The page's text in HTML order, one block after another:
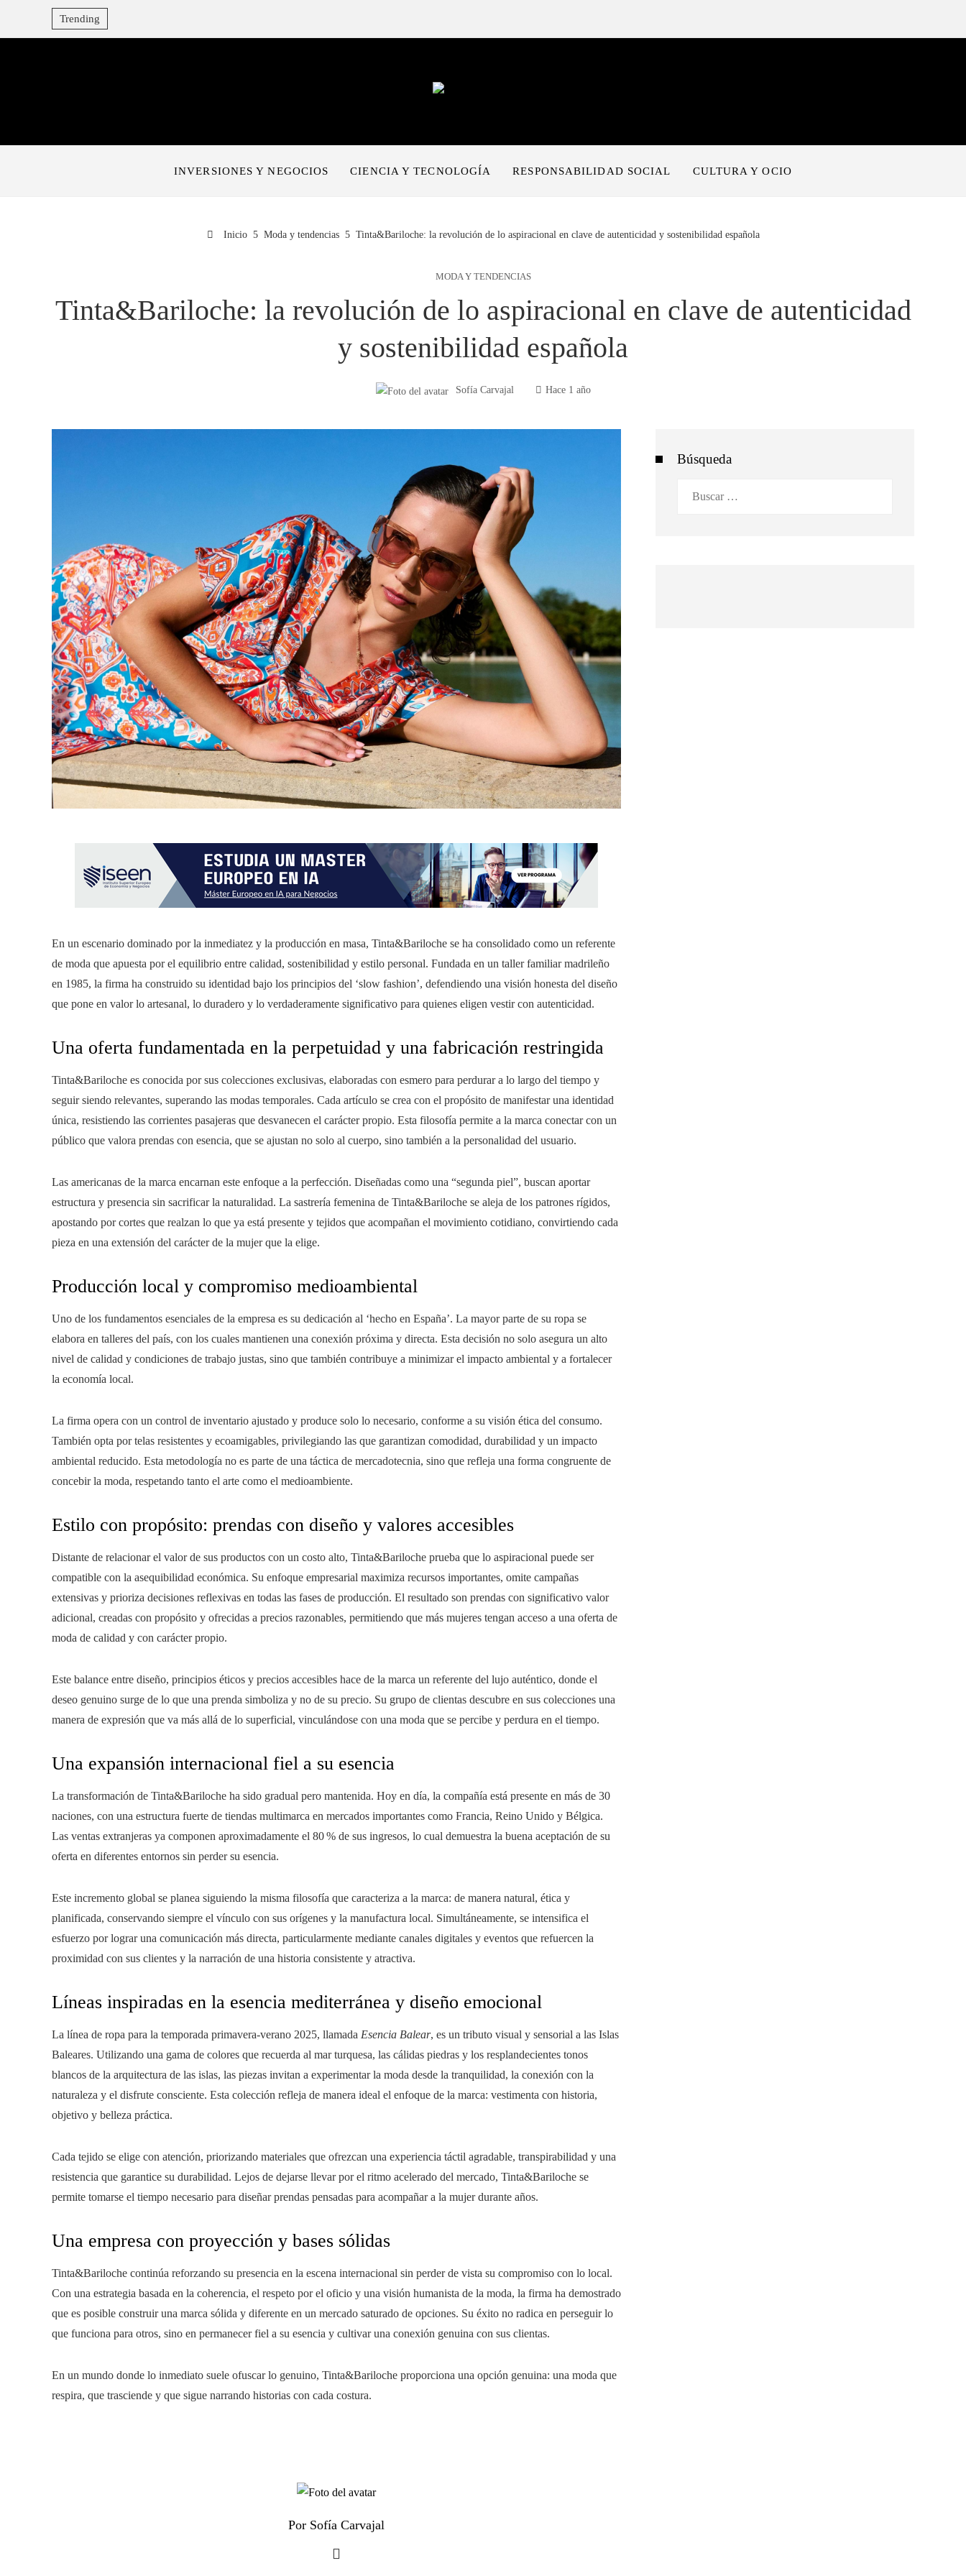
Trending
INVERSIONES Y NEGOCIOS CIENCIA Y TECNOLOGÍA RESPONSABILIDAD SOCIAL CULTURA Y OCIO
Inicio Moda y tendencias Tinta&Bariloche: la revolución de lo aspiracional en clave de autenticidad y sostenibilidad española
MODA Y TENDENCIAS
Tinta&Bariloche: la revolución de lo aspiracional en clave de autenticidad
y sostenibilidad española
Sofía Carvajal Hace 1 año
En un escenario dominado por la inmediatez y la producción en masa, Tinta&Bariloche se ha consolidado como un referente
de moda que apuesta por el equilibrio entre calidad, sostenibilidad y estilo personal. Fundada en un taller familiar madrileño
en 1985, la firma ha construido su identidad bajo los principios del ‘slow fashion’, defendiendo una visión honesta del diseño
que pone en valor lo artesanal, lo duradero y lo verdaderamente significativo para quienes eligen vestir con autenticidad.
Una oferta fundamentada en la perpetuidad y una fabricación restringida
Tinta&Bariloche es conocida por sus colecciones exclusivas, elaboradas con esmero para perdurar a lo largo del tiempo y
seguir siendo relevantes, superando las modas temporales. Cada artículo se crea con el propósito de manifestar una identidad
única, resistiendo las corrientes pasajeras que desvanecen el carácter propio. Esta filosofía permite a la marca conectar con un
público que valora prendas con esencia, que se ajustan no solo al cuerpo, sino también a la personalidad del usuario.
Las americanas de la marca encarnan este enfoque a la perfección. Diseñadas como una “segunda piel”, buscan aportar
estructura y presencia sin sacrificar la naturalidad. La sastrería femenina de Tinta&Bariloche se aleja de los patrones rígidos,
apostando por cortes que realzan lo que ya está presente y tejidos que acompañan el movimiento cotidiano, convirtiendo cada
pieza en una extensión del carácter de la mujer que la elige.
Producción local y compromiso medioambiental
Uno de los fundamentos esenciales de la empresa es su dedicación al ‘hecho en España’. La mayor parte de su ropa se
elabora en talleres del país, con los cuales mantienen una conexión próxima y directa. Esta decisión no solo asegura un alto
nivel de calidad y condiciones de trabajo justas, sino que también contribuye a minimizar el impacto ambiental y a fortalecer
la economía local.
La firma opera con un control de inventario ajustado y produce solo lo necesario, conforme a su visión ética del consumo.
También opta por telas resistentes y ecoamigables, privilegiando las que garantizan comodidad, durabilidad y un impacto
ambiental reducido. Esta metodología no es parte de una táctica de mercadotecnia, sino que refleja una forma congruente de
concebir la moda, respetando tanto el arte como el medioambiente.
Estilo con propósito: prendas con diseño y valores accesibles
Distante de relacionar el valor de sus productos con un costo alto, Tinta&Bariloche prueba que lo aspiracional puede ser
compatible con la asequibilidad económica. Su enfoque empresarial maximiza recursos importantes, omite campañas
extensivas y prioriza decisiones reflexivas en todas las fases de producción. El resultado son prendas con significativo valor
adicional, creadas con propósito y ofrecidas a precios razonables, permitiendo que más mujeres tengan acceso a una oferta de
moda de calidad y con carácter propio.
Este balance entre diseño, principios éticos y precios accesibles hace de la marca un referente del lujo auténtico, donde el
deseo genuino surge de lo que una prenda simboliza y no de su precio. Su grupo de clientas descubre en sus colecciones una
manera de expresión que va más allá de lo superficial, vinculándose con una moda que se percibe y perdura en el tiempo.
Una expansión internacional fiel a su esencia
La transformación de Tinta&Bariloche ha sido gradual pero mantenida. Hoy en día, la compañía está presente en más de 30
naciones, con una estructura fuerte de tiendas multimarca en mercados importantes como Francia, Reino Unido y Bélgica.
Las ventas extranjeras ya componen aproximadamente el 80 % de sus ingresos, lo cual demuestra la buena aceptación de su
oferta en diferentes entornos sin perder su esencia.
Este incremento global se planea siguiendo la misma filosofía que caracteriza a la marca: de manera natural, ética y
planificada, conservando siempre el vínculo con sus orígenes y la manufactura local. Simultáneamente, se intensifica el
esfuerzo por lograr una comunicación más directa, particularmente mediante canales digitales y eventos que refuercen la
proximidad con sus clientes y la narración de una historia consistente y atractiva.
Líneas inspiradas en la esencia mediterránea y diseño emocional
La línea de ropa para la temporada primavera-verano 2025, llamada Esencia Balear, es un tributo visual y sensorial a las Islas
Baleares. Utilizando una gama de colores que recuerda al mar turquesa, las cálidas piedras y los resplandecientes tonos
blancos de la arquitectura de las islas, las piezas invitan a experimentar la moda desde la tranquilidad, la conexión con la
naturaleza y el disfrute consciente. Esta colección refleja de manera ideal el enfoque de la marca: vestimenta con historia,
objetivo y belleza práctica.
Cada tejido se elige con atención, priorizando materiales que ofrezcan una experiencia táctil agradable, transpirabilidad y una
resistencia que garantice su durabilidad. Lejos de dejarse llevar por el ritmo acelerado del mercado, Tinta&Bariloche se
permite tomarse el tiempo necesario para diseñar prendas pensadas para acompañar a la mujer durante años.
Una empresa con proyección y bases sólidas
Tinta&Bariloche continúa reforzando su presencia en la escena internacional sin perder de vista su compromiso con lo local.
Con una estrategia basada en la coherencia, el respeto por el oficio y una visión humanista de la moda, la firma ha demostrado
que es posible construir una marca sólida y diferente en un mercado saturado de opciones. Su éxito no radica en perseguir lo
que funciona para otros, sino en permanecer fiel a su esencia y cultivar una conexión genuina con sus clientas.
En un mundo donde lo inmediato suele ofuscar lo genuino, Tinta&Bariloche proporciona una opción genuina: una moda que
respira, que trasciende y que sigue narrando historias con cada costura.
Por Sofía Carvajal
Búsqueda